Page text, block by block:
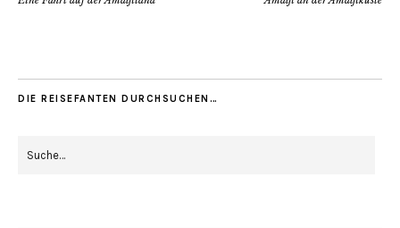
DIE REISEFANTEN DURCHSUCHEN…